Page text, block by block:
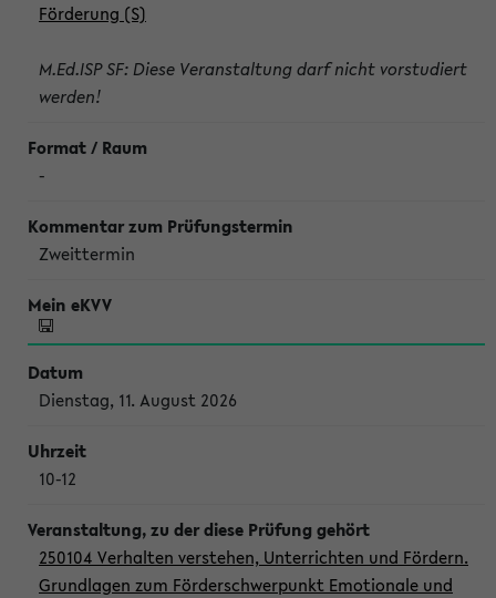
Förderung (S)
M.Ed.ISP SF: Diese Veranstaltung darf nicht vorstudiert
werden!
-
Zweittermin
Dienstag, 11. August 2026
10-12
250104 Verhalten verstehen, Unterrichten und Fördern.
Grundlagen zum Förderschwerpunkt Emotionale und